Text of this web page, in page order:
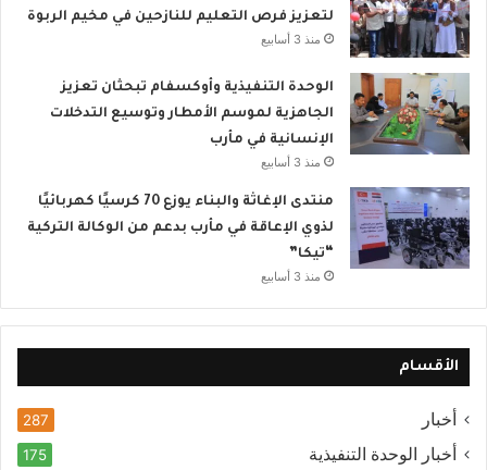
لتعزيز فرص التعليم للنازحين في مخيم الربوة
منذ 3 أسابيع
الوحدة التنفيذية وأوكسفام تبحثان تعزيز
الجاهزية لموسم الأمطار وتوسيع التدخلات
الإنسانية في مأرب
منذ 3 أسابيع
منتدى الإغاثة والبناء يوزع 70 كرسيًا كهربائيًا
لذوي الإعاقة في مأرب بدعم من الوكالة التركية
“تيكا”
منذ 3 أسابيع
الأقسام
أخبار 287
أخبار الوحدة التنفيذية 175